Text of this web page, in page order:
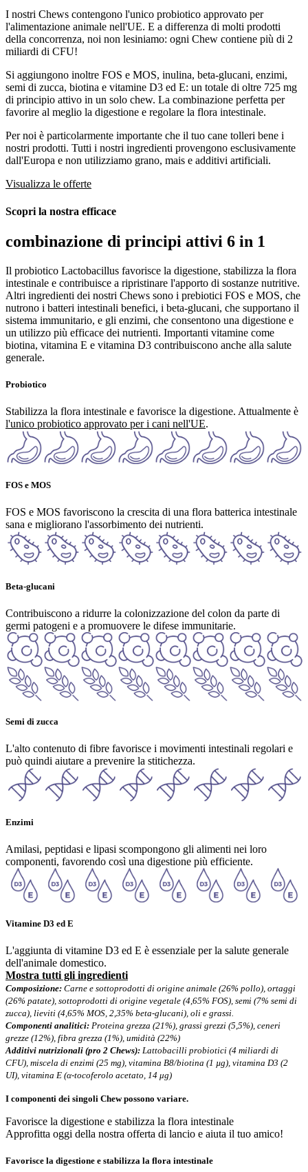
I nostri Chews contengono l'unico probiotico approvato per
l'alimentazione animale nell'UE. E a differenza di molti prodotti
della concorrenza, noi non lesiniamo: ogni Chew contiene più di 2
miliardi di CFU!
Si aggiungono inoltre FOS e MOS, inulina, beta-glucani, enzimi,
semi di zucca, biotina e vitamine D3 ed E: un totale di oltre 725 mg
di principio attivo in un solo chew. La combinazione perfetta per
favorire al meglio la digestione e regolare la flora intestinale.
Per noi è particolarmente importante che il tuo cane tolleri bene i
nostri prodotti. Tutti i nostri ingredienti provengono esclusivamente
dall'Europa e non utilizziamo grano, mais e additivi artificiali.
Visualizza le offerte
Scopri la nostra efficace
combinazione di principi attivi 6 in 1
Il probiotico Lactobacillus favorisce la digestione, stabilizza la flora
intestinale e contribuisce a ripristinare l'apporto di sostanze nutritive.
Altri ingredienti dei nostri Chews sono i prebiotici FOS e MOS, che
nutrono i batteri intestinali benefici, i beta-glucani, che supportano il
sistema immunitario, e gli enzimi, che consentono una digestione e
un utilizzo più efficace dei nutrienti. Importanti vitamine come
biotina, vitamina E e vitamina D3 contribuiscono anche alla salute
generale.
Probiotico
Stabilizza la flora intestinale e favorisce la digestione. Attualmente è
l'unico probiotico approvato per i cani nell'UE.
FOS e MOS
FOS e MOS favoriscono la crescita di una flora batterica intestinale
sana e migliorano l'assorbimento dei nutrienti.
Beta-glucani
Contribuiscono a ridurre la colonizzazione del colon da parte di
germi patogeni e a promuovere le difese immunitarie.
Semi di zucca
L'alto contenuto di fibre favorisce i movimenti intestinali regolari e
può quindi aiutare a prevenire la stitichezza.
Enzimi
Amilasi, peptidasi e lipasi scompongono gli alimenti nei loro
componenti, favorendo così una digestione più efficiente.
Vitamine D3 ed E
L'aggiunta di vitamine D3 ed E è essenziale per la salute generale
dell'animale domestico.
Mostra tutti gli ingredienti
Composizione: Carne e sottoprodotti di origine animale (26% pollo), ortaggi
(26% patate), sottoprodotti di origine vegetale (4,65% FOS), semi (7% semi di
zucca), lieviti (4,65% MOS, 2,35% beta-glucani), oli e grassi.
Componenti analitici: Proteina grezza (21%), grassi grezzi (5,5%), ceneri
grezze (12%), fibra grezza (1%), umidità (22%)
Additivi nutrizionali (pro 2 Chews): Lattobacilli probiotici (4 miliardi di
CFU), miscela di enzimi (25 mg), vitamina B8/biotina (1 µg), vitamina D3 (2
UI), vitamina E (α-tocoferolo acetato, 14 μg)
I componenti dei singoli Chew possono variare.
Favorisce la digestione e stabilizza la flora intestinale
Approfitta oggi della nostra offerta di lancio e aiuta il tuo amico!
Favorisce la digestione e stabilizza la flora intestinale